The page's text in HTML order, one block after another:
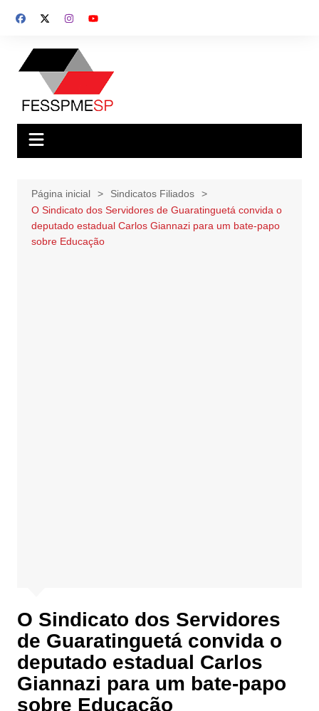
para
conteúdo
Página inicial
Sindicatos Filiados
O Sindicato dos Servidores de Guaratinguetá convida o
deputado estadual Carlos Giannazi para um bate-papo
sobre Educação
O Sindicato dos Servidores
de Guaratinguetá convida o
deputado estadual Carlos
Giannazi para um bate-papo
sobre Educação